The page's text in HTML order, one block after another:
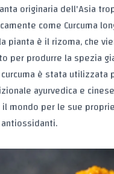
originaria dell'Asia
come Curcuma
pianta è il rizoma, che
per produrre la spezia
è stata utilizzata
ayurvedica e
mondo per le sue